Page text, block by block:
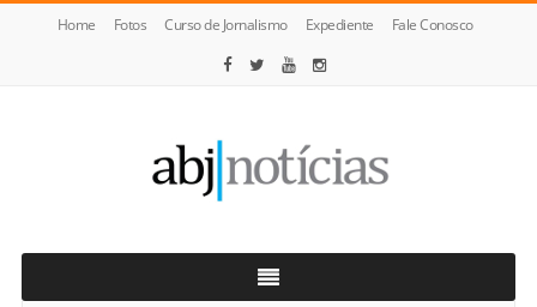
Home Fotos Curso de Jornalismo Expediente Fale Conosco
Notícias